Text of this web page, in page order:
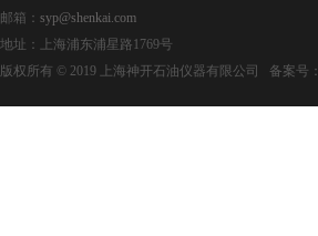
邮箱： syp@shenkai.com
地址：上海浦东浦星路1769号
版权所有 © 2019 上海神开石油仪器有限公司 备案号：